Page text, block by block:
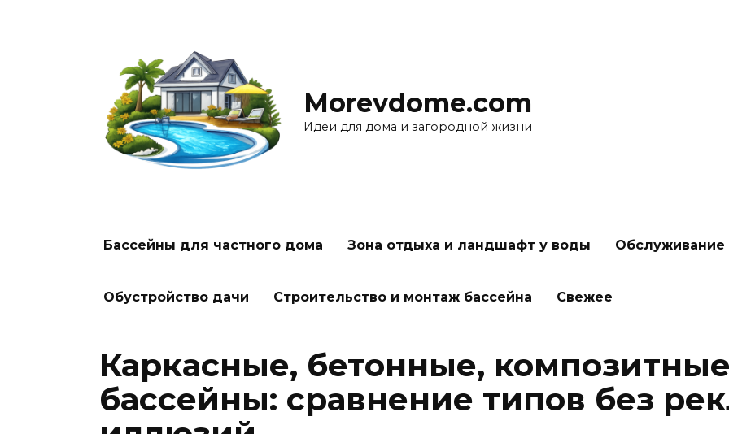
Morevdome.com
Идеи для дома и загородной жизни
Бассейны для частного дома Зона отдыха и ландшафт у воды Обслуживание
Обустройство дачи Строительство и монтаж бассейна Свежее
Каркасные, бетонные,
бассейны: сравнение типов без